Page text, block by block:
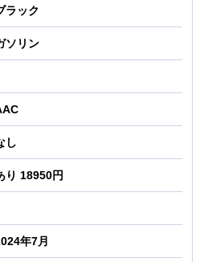
ラック
ソリン
し
り 18950円
年7月